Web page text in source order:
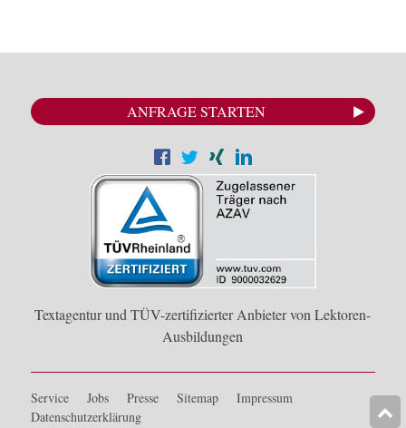
ANFRAGE STARTEN
Textagentur und TÜV-zertifizierter Anbieter von Lektoren-
Ausbildungen
Service Jobs Presse Sitemap
Impressum
Datenschutzerklärung